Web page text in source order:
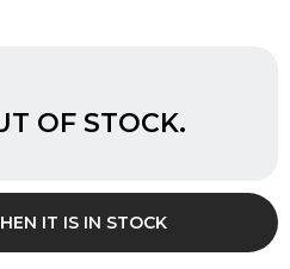
OF STOCK.
IT IS IN STOCK